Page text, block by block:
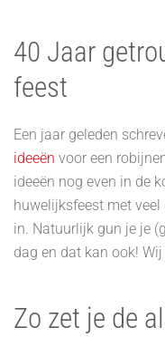
40 Jaar
feest
Een jaar geleden
ideeën voor een
ideeën nog even in de
huwelijksfeest met
in. Natuurlijk gun je je
dag en dat kan ook!
Zo zet je de